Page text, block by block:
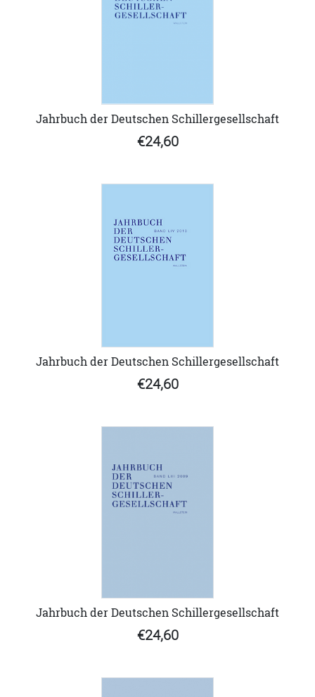
Jahrbuch der Deutschen Schillergesellschaft
€24,60
Jahrbuch der Deutschen Schillergesellschaft
€24,60
Jahrbuch der Deutschen Schillergesellschaft
€24,60